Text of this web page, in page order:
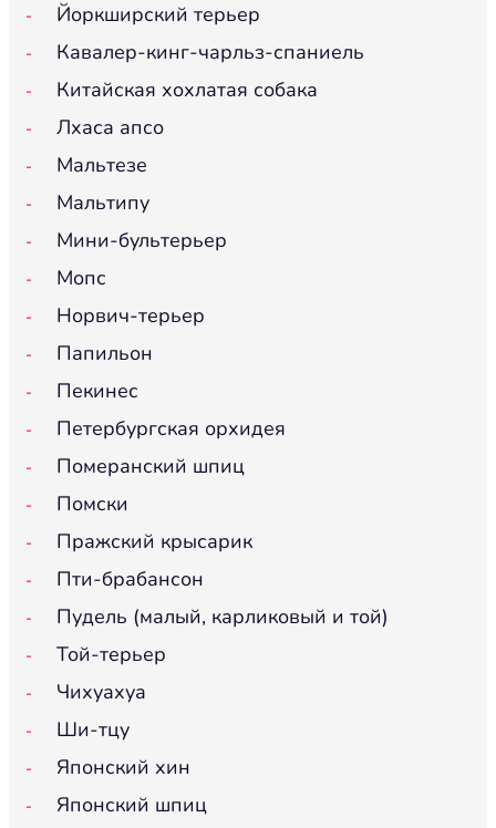
Йоркширский терьер
Кавалер-кинг-чарльз-спаниель
Китайская хохлатая собака
Лхаса апсо
Мальтезе
Мальтипу
Мини-бультерьер
Мопс
Норвич-терьер
Папильон
Пекинес
Петербургская орхидея
Померанский шпиц
Помски
Пражский крысарик
Пти-брабансон
Пудель (малый, карликовый и той)
Той-терьер
Чихуахуа
Ши-тцу
Японский хин
Японский шпиц